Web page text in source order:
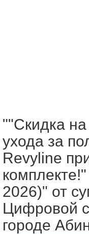
""Скидка
ухода за
Revyline
2026)" от
Цифровой
городе